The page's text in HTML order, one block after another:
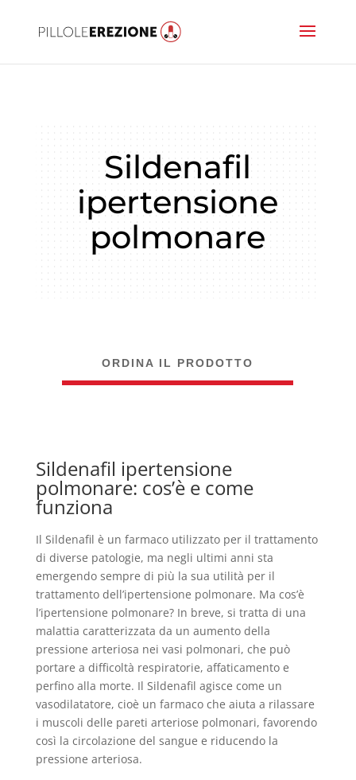
Sildenafil
ipertensione
polmonare
ORDINA IL PRODOTTO
Sildenafil ipertensione
polmonare: cos’è e come
funziona
Il Sildenafil è un farmaco utilizzato per il trattamento
di diverse patologie, ma negli ultimi anni sta
emergendo sempre di più la sua utilità per il
trattamento dell’ipertensione polmonare. Ma cos’è
l’ipertensione polmonare? In breve, si tratta di una
malattia caratterizzata da un aumento della
pressione arteriosa nei vasi polmonari, che può
portare a difficoltà respiratorie, affaticamento e
perfino alla morte. Il Sildenafil agisce come un
vasodilatatore, cioè un farmaco che aiuta a rilassare
i muscoli delle pareti arteriose polmonari, favorendo
così la circolazione del sangue e riducendo la
pressione arteriosa.